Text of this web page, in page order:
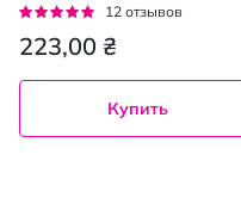
и сливой Skin Fiction 50 мл
Рейтинг:
12 отзывов
223,00 ₴
Купить